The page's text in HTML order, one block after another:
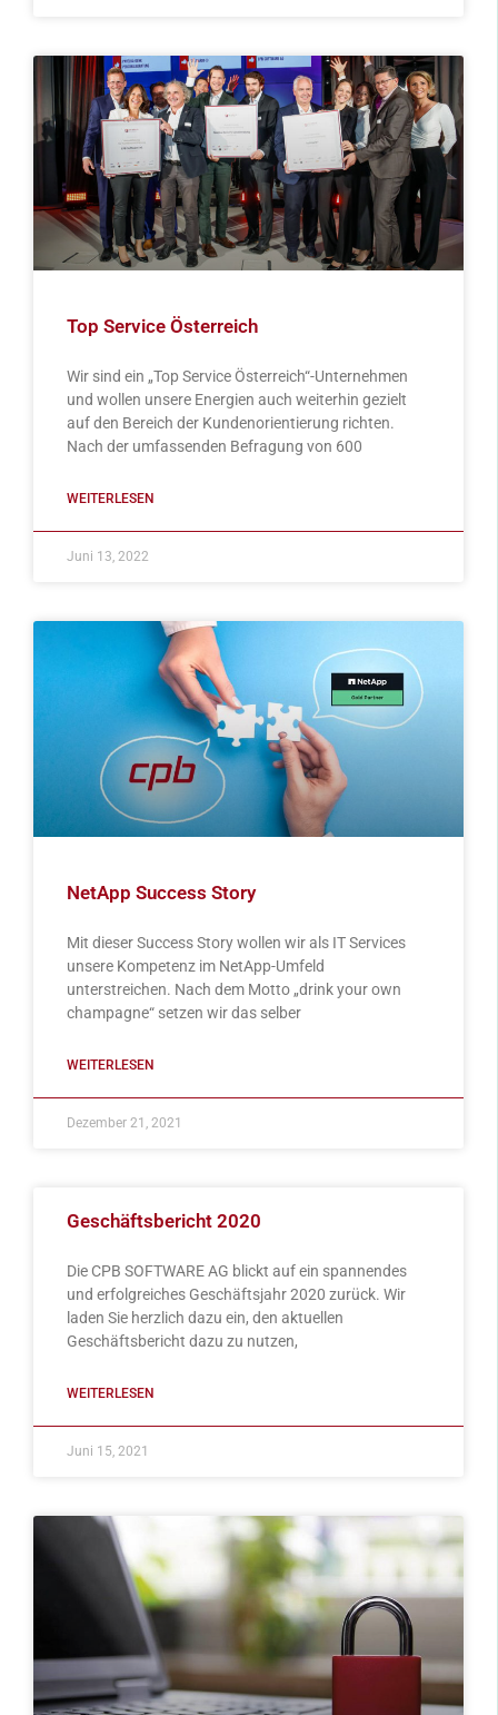
Top Service Österreich
Wir sind ein „Top Service Österreich“-Unternehmen
und wollen unsere Energien auch weiterhin gezielt
auf den Bereich der Kundenorientierung richten.
Nach der umfassenden Befragung von 600
WEITERLESEN
Juni 13, 2022
NetApp Success Story
Mit dieser Success Story wollen wir als IT Services
unsere Kompetenz im NetApp-Umfeld
unterstreichen. Nach dem Motto „drink your own
champagne“ setzen wir das selber
WEITERLESEN
Dezember 21, 2021
Geschäftsbericht 2020
Die CPB SOFTWARE AG blickt auf ein spannendes
und erfolgreiches Geschäftsjahr 2020 zurück. Wir
laden Sie herzlich dazu ein, den aktuellen
Geschäftsbericht dazu zu nutzen,
WEITERLESEN
Juni 15, 2021